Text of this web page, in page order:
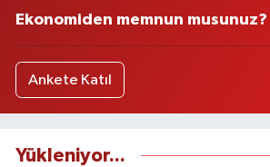
Ekonomiden memnun musunuz?
Ankete Katıl
Yükleniyor...